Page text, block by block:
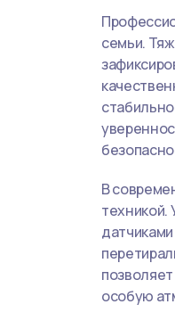
семьи.
В
техникой.
особую